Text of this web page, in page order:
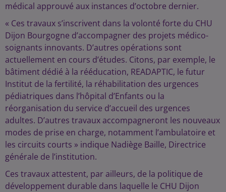
médical approuvé aux instances d’octobre dernier.
« Ces travaux s’inscrivent dans la volonté forte du CHU
Dijon Bourgogne d’accompagner des projets médico-
soignants innovants. D’autres opérations sont
actuellement en cours d’études. Citons, par exemple, le
bâtiment dédié à la rééducation, READAPTIC, le futur
Institut de la fertilité, la réhabilitation des urgences
pédiatriques dans l’hôpital d’Enfants ou la
réorganisation du service d’accueil des urgences
adultes. D’autres travaux accompagneront les nouveaux
modes de prise en charge, notamment l’ambulatoire et
les circuits courts » indique Nadiège Baille, Directrice
générale de l’institution.
Ces travaux attestent, par ailleurs, de la politique de
développement durable dans laquelle le CHU Dijon